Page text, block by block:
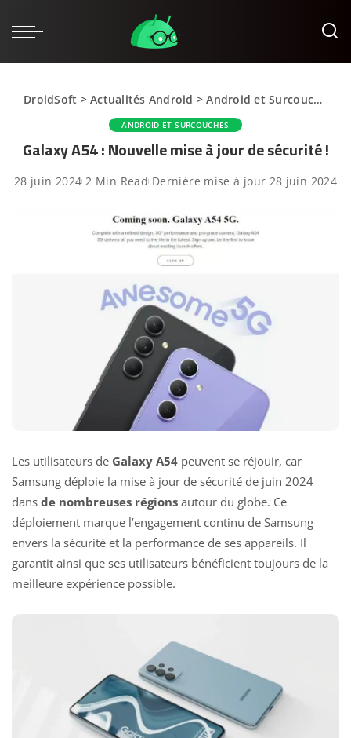
DroidSoft >Actualités Android >Android et Surcouches
ANDROID ET SURCOUCHES
Galaxy A54 : Nouvelle mise à jour de sécurité !
28 juin 2024 2 Min Read Dernière mise à jour 28 juin 2024
Les utilisateurs de Galaxy A54 peuvent se réjouir, car
Samsung déploie la mise à jour de sécurité de juin 2024
dans de nombreuses régions autour du globe. Ce
déploiement marque l’engagement continu de Samsung
envers la sécurité et la performance de ses appareils. Il
garantit ainsi que ses utilisateurs bénéficient toujours de la
meilleure expérience possible.